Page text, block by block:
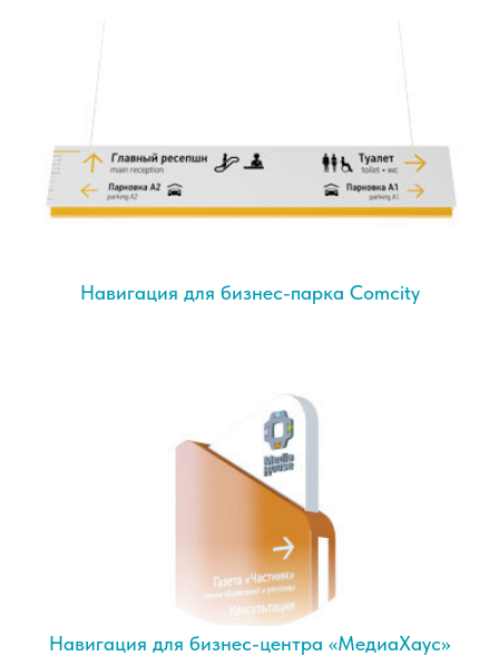
Навигация для бизнес-парка Comcity
Навигация для бизнес-центра «МедиаХаус»